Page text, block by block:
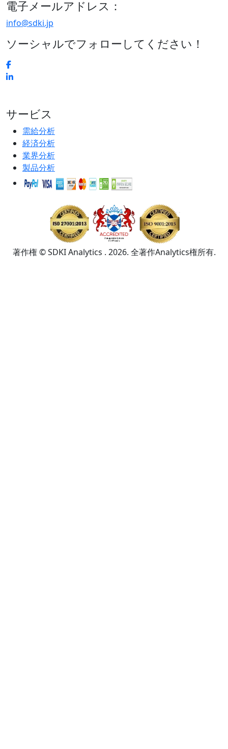
電子メールアドレス：
info@sdki.jp
ソーシャルでフォローしてください！
サービス
需給分析
経済分析
業界分析
製品分析
著作権 © SDKI Analytics . 2026. 全著作Analytics権所有.